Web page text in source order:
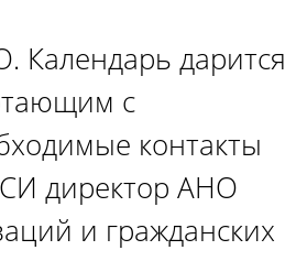
Календарь дарится
с
контакты
директор АНО
и гражданских